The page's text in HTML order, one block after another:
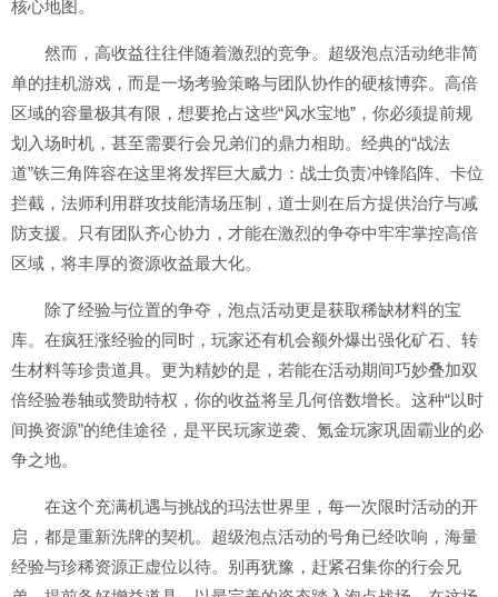
核心地图。
然而，高收益往往伴随着激烈的竞争。超级泡点活动绝非简
单的挂机游戏，而是一场考验策略与团队协作的硬核博弈。高倍
区域的容量极其有限，想要抢占这些“风水宝地”，你必须提前规
划入场时机，甚至需要行会兄弟们的鼎力相助。经典的“战法
道”铁三角阵容在这里将发挥巨大威力：战士负责冲锋陷阵、卡位
拦截，法师利用群攻技能清场压制，道士则在后方提供治疗与减
防支援。只有团队齐心协力，才能在激烈的争夺中牢牢掌控高倍
区域，将丰厚的资源收益最大化。
除了经验与位置的争夺，泡点活动更是获取稀缺材料的宝
库。在疯狂涨经验的同时，玩家还有机会额外爆出强化矿石、转
生材料等珍贵道具。更为精妙的是，若能在活动期间巧妙叠加双
倍经验卷轴或赞助特权，你的收益将呈几何倍数增长。这种“以时
间换资源”的绝佳途径，是平民玩家逆袭、氪金玩家巩固霸业的必
争之地。
在这个充满机遇与挑战的玛法世界里，每一次限时活动的开
启，都是重新洗牌的契机。超级泡点活动的号角已经吹响，海量
经验与珍稀资源正虚位以待。别再犹豫，赶紧召集你的行会兄